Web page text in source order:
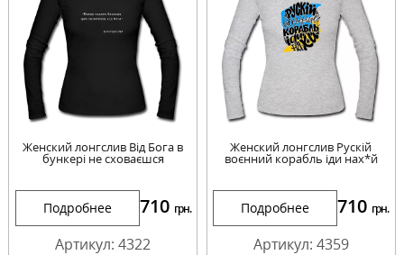
Женский лонгслив Від Бога в
бункері не сховаєшся
Подробнее 710 грн.
Артикул: 4322
Женский лонгслив Рускій
воєнний корабль іди нах*й
Подробнее 710 грн.
Артикул: 4359